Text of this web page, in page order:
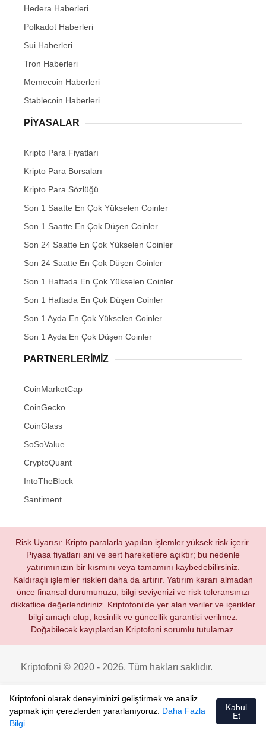
Hedera Haberleri
Polkadot Haberleri
Sui Haberleri
Tron Haberleri
Memecoin Haberleri
Stablecoin Haberleri
PIYASALAR
Kripto Para Fiyatları
Kripto Para Borsaları
Kripto Para Sözlüğü
Son 1 Saatte En Çok Yükselen Coinler
Son 1 Saatte En Çok Düşen Coinler
Son 24 Saatte En Çok Yükselen Coinler
Son 24 Saatte En Çok Düşen Coinler
Son 1 Haftada En Çok Yükselen Coinler
Son 1 Haftada En Çok Düşen Coinler
Son 1 Ayda En Çok Yükselen Coinler
Son 1 Ayda En Çok Düşen Coinler
PARTNERLERIMIZ
CoinMarketCap
CoinGecko
CoinGlass
SoSoValue
CryptoQuant
IntoTheBlock
Santiment
Risk Uyarısı: Kripto paralarla yapılan işlemler yüksek risk içerir.
Piyasa fiyatları ani ve sert hareketlere açıktır; bu nedenle
yatırımınızın bir kısmını veya tamamını kaybedebilirsiniz.
Kaldıraçlı işlemler riskleri daha da artırır. Yatırım kararı almadan
önce finansal durumunuzu, bilgi seviyenizi ve risk toleransınızı
dikkatlice değerlendiriniz. Kriptofoni’de yer alan veriler ve içerikler
bilgi amaçlı olup, kesinlik ve güncellik garantisi verilmez.
Doğabilecek kayıplardan Kriptofoni sorumlu tutulamaz.
Kriptofoni © 2020 - 2026. Tüm hakları saklıdır.
Kriptofoni olarak deneyiminizi geliştirmek ve analiz
yapmak için çerezlerden yararlanıyoruz. Daha Fazla
Bilgi
Kabul
Et